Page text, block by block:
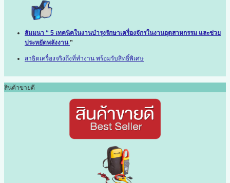
สัมมนา “ 5 เทคนิคในงานบำรุงรักษาเครื่องจักรในงานอุตสาหกรรม และช่วย
ประหยัดพลังงาน ”
สาธิตเครื่องจริงถึงที่ทำงาน พร้อมรับสิทธิ์พิเศษ
สินค้าขายดี